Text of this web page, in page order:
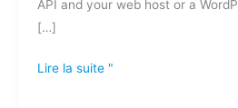
API and your web host or a
[…]
Lire la suite "